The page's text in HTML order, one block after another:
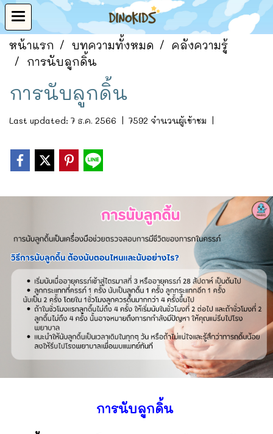
หน้าแรก บทความทั้งหมด
คลังความรู้
การนับลูกดิ้น
การนับลูกดิ้น
Last updated: 7 ธ.ค. 2566 | 7592 จำนวนผู้เข้าชม |
การนับลูกดิ้น